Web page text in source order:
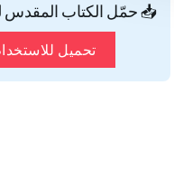
📥 حمّل الكتاب المقدس
تحميل